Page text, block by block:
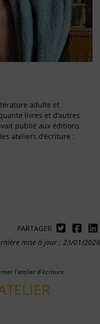
adulte et
livres et d’autres
publié aux éditions
ateliers d’écriture :
PARTAGER
mise à jour : 23/01/2026
l'atelier d'écriture